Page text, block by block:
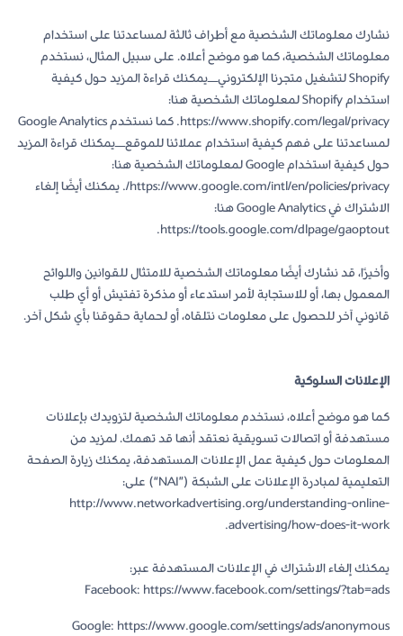
نشارك معلوماتك الشخصية مع أطراف ثالثة لمساعدتنا على استخدام
معلوماتك الشخصية، كما هو موضح أعلاه. على سبيل المثال، نستخدم
Shopify لتشغيل متجرنا الإلكتروني—يمكنك قراءة المزيد حول كيفية
استخدام Shopify لمعلوماتك الشخصية هنا:
https://www.shopify.com/legal/privacy. كما نستخدم Google Analytics
لمساعدتنا على فهم كيفية استخدام عملائنا للموقع—يمكنك قراءة المزيد
حول كيفية استخدام Google لمعلوماتك الشخصية هنا:
https://www.google.com/intl/en/policies/privacy/. يمكنك أيضًا إلغاء
الاشتراك في Google Analytics هنا:
https://tools.google.com/dlpage/gaoptout.
وأخيرًا، قد نشارك أيضًا معلوماتك الشخصية للامتثال للقوانين واللوائح
المعمول بها، أو للاستجابة لأمر استدعاء أو مذكرة تفتيش أو أي طلب
قانوني آخر للحصول على معلومات نتلقاه، أو لحماية حقوقنا بأي شكل آخر.
الإعلانات السلوكية
كما هو موضح أعلاه، نستخدم معلوماتك الشخصية لتزويدك بإعلانات
مستهدفة أو اتصالات تسويقية نعتقد أنها قد تهمك. لمزيد من
المعلومات حول كيفية عمل الإعلانات المستهدفة، يمكنك زيارة الصفحة
التعليمية لمبادرة الإعلانات على الشبكة (”NAI“) على:
http://www.networkadvertising.org/understanding-online-
advertising/how-does-it-work.
يمكنك إلغاء الاشتراك في الإعلانات المستهدفة عبر:
Facebook: https://www.facebook.com/settings/?tab=ads
Google: https://www.google.com/settings/ads/anonymous